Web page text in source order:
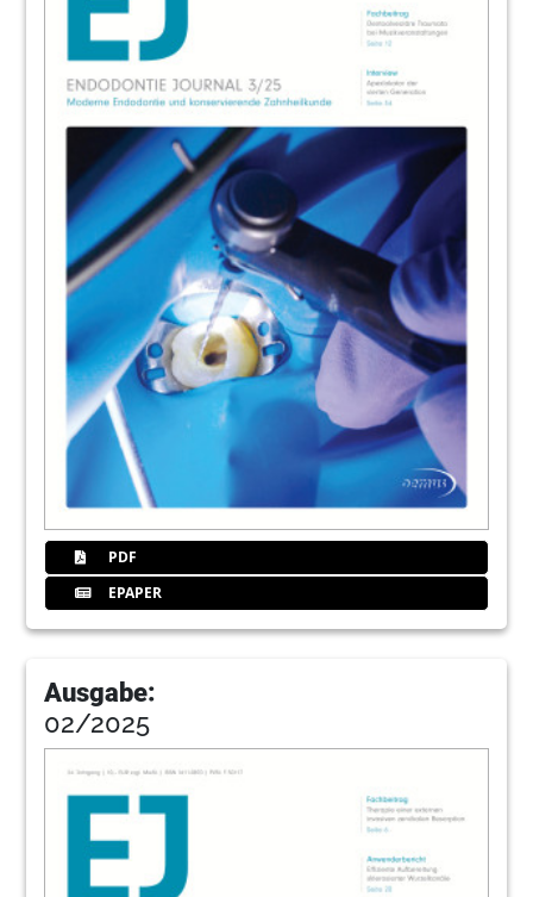
PDF
EPAPER
Ausgabe:
02/2025